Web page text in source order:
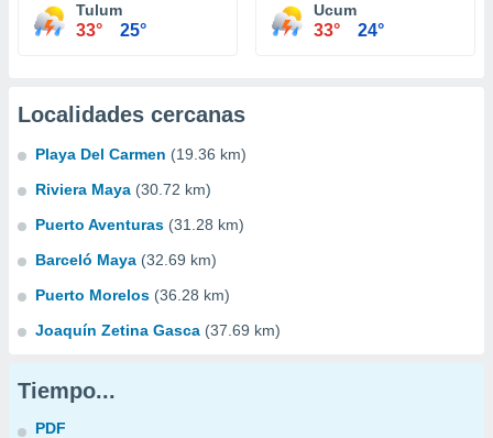
Tulum
33° 25°
Ucum
33° 24°
Localidades cercanas
Playa Del Carmen (19.36 km)
Riviera Maya (30.72 km)
Puerto Aventuras (31.28 km)
Barceló Maya (32.69 km)
Puerto Morelos (36.28 km)
Joaquín Zetina Gasca (37.69 km)
Tiempo...
PDF